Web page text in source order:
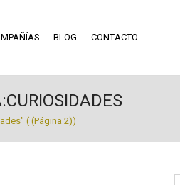
BLOG CONTACTO
( (Página 2))